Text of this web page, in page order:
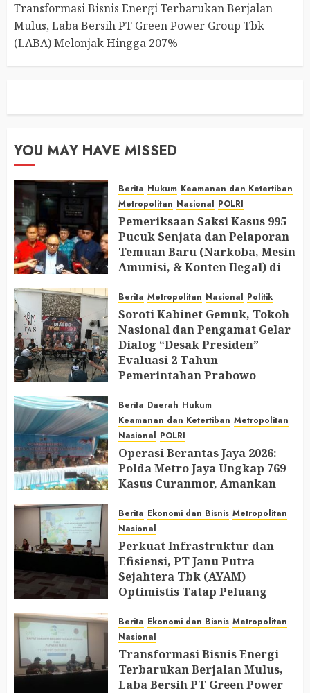
Transformasi Bisnis Energi Terbarukan Berjalan
Mulus, Laba Bersih PT Green Power Group Tbk
(LABA) Melonjak Hingga 207%
YOU MAY HAVE MISSED
Berita Hukum Keamanan dan Ketertiban
Metropolitan Nasional POLRI
Pemeriksaan Saksi Kasus 995
Pucuk Senjata dan Pelaporan
Temuan Baru (Narkoba, Mesin
Amunisi, & Konten Ilegal) di
AUGUST 6, 2026 0
Berita Metropolitan Nasional Politik
Soroti Kabinet Gemuk, Tokoh
Nasional dan Pengamat Gelar
Dialog “Desak Presiden”
Evaluasi 2 Tahun
Pemerintahan Prabowo
Berita Daerah Hukum
Keamanan dan Ketertiban Metropolitan
Nasional POLRI
Operasi Berantas Jaya 2026:
Polda Metro Jaya Ungkap 769
Kasus Curanmor, Amankan
Senjata Api
JULY 31, 2026
Berita Ekonomi dan Bisnis Metropolitan
Nasional
Perkuat Infrastruktur dan
Efisiensi, PT Janu Putra
Sejahtera Tbk (AYAM)
Optimistis Tatap Peluang
JULY 30, 2026 0
Berita Ekonomi dan Bisnis Metropolitan
Nasional
Transformasi Bisnis Energi
Terbarukan Berjalan Mulus,
Laba Bersih PT Green Power